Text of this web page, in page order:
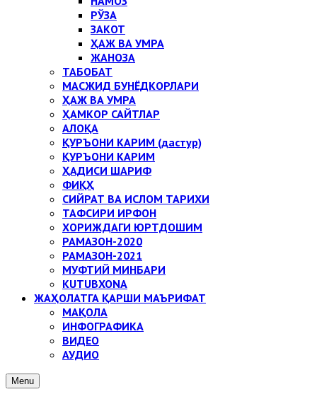
РЎЗА
ЗАКОТ
ҲАЖ ВА УМРА
ЖАНОЗА
ТАБОБАТ
МАСЖИД БУНЁДКОРЛАРИ
ҲАЖ ВА УМРА
ҲАМКОР САЙТЛАР
АЛОҚА
ҚУРЪОНИ КАРИМ (дастур)
ҚУРЪОНИ КАРИМ
ҲАДИСИ ШАРИФ
ФИҚҲ
СИЙРАТ ВА ИСЛОМ ТАРИХИ
ТАФСИРИ ИРФОН
ХОРИЖДАГИ ЮРТДОШИМ
РАМАЗОН-2020
РАМАЗОН-2021
МУФТИЙ МИНБАРИ
KUTUBXONA
ЖАҲОЛАТГА ҚАРШИ МАЪРИФАТ
МАҚОЛА
ИНФОГРАФИКА
ВИДЕО
АУДИО
Menu